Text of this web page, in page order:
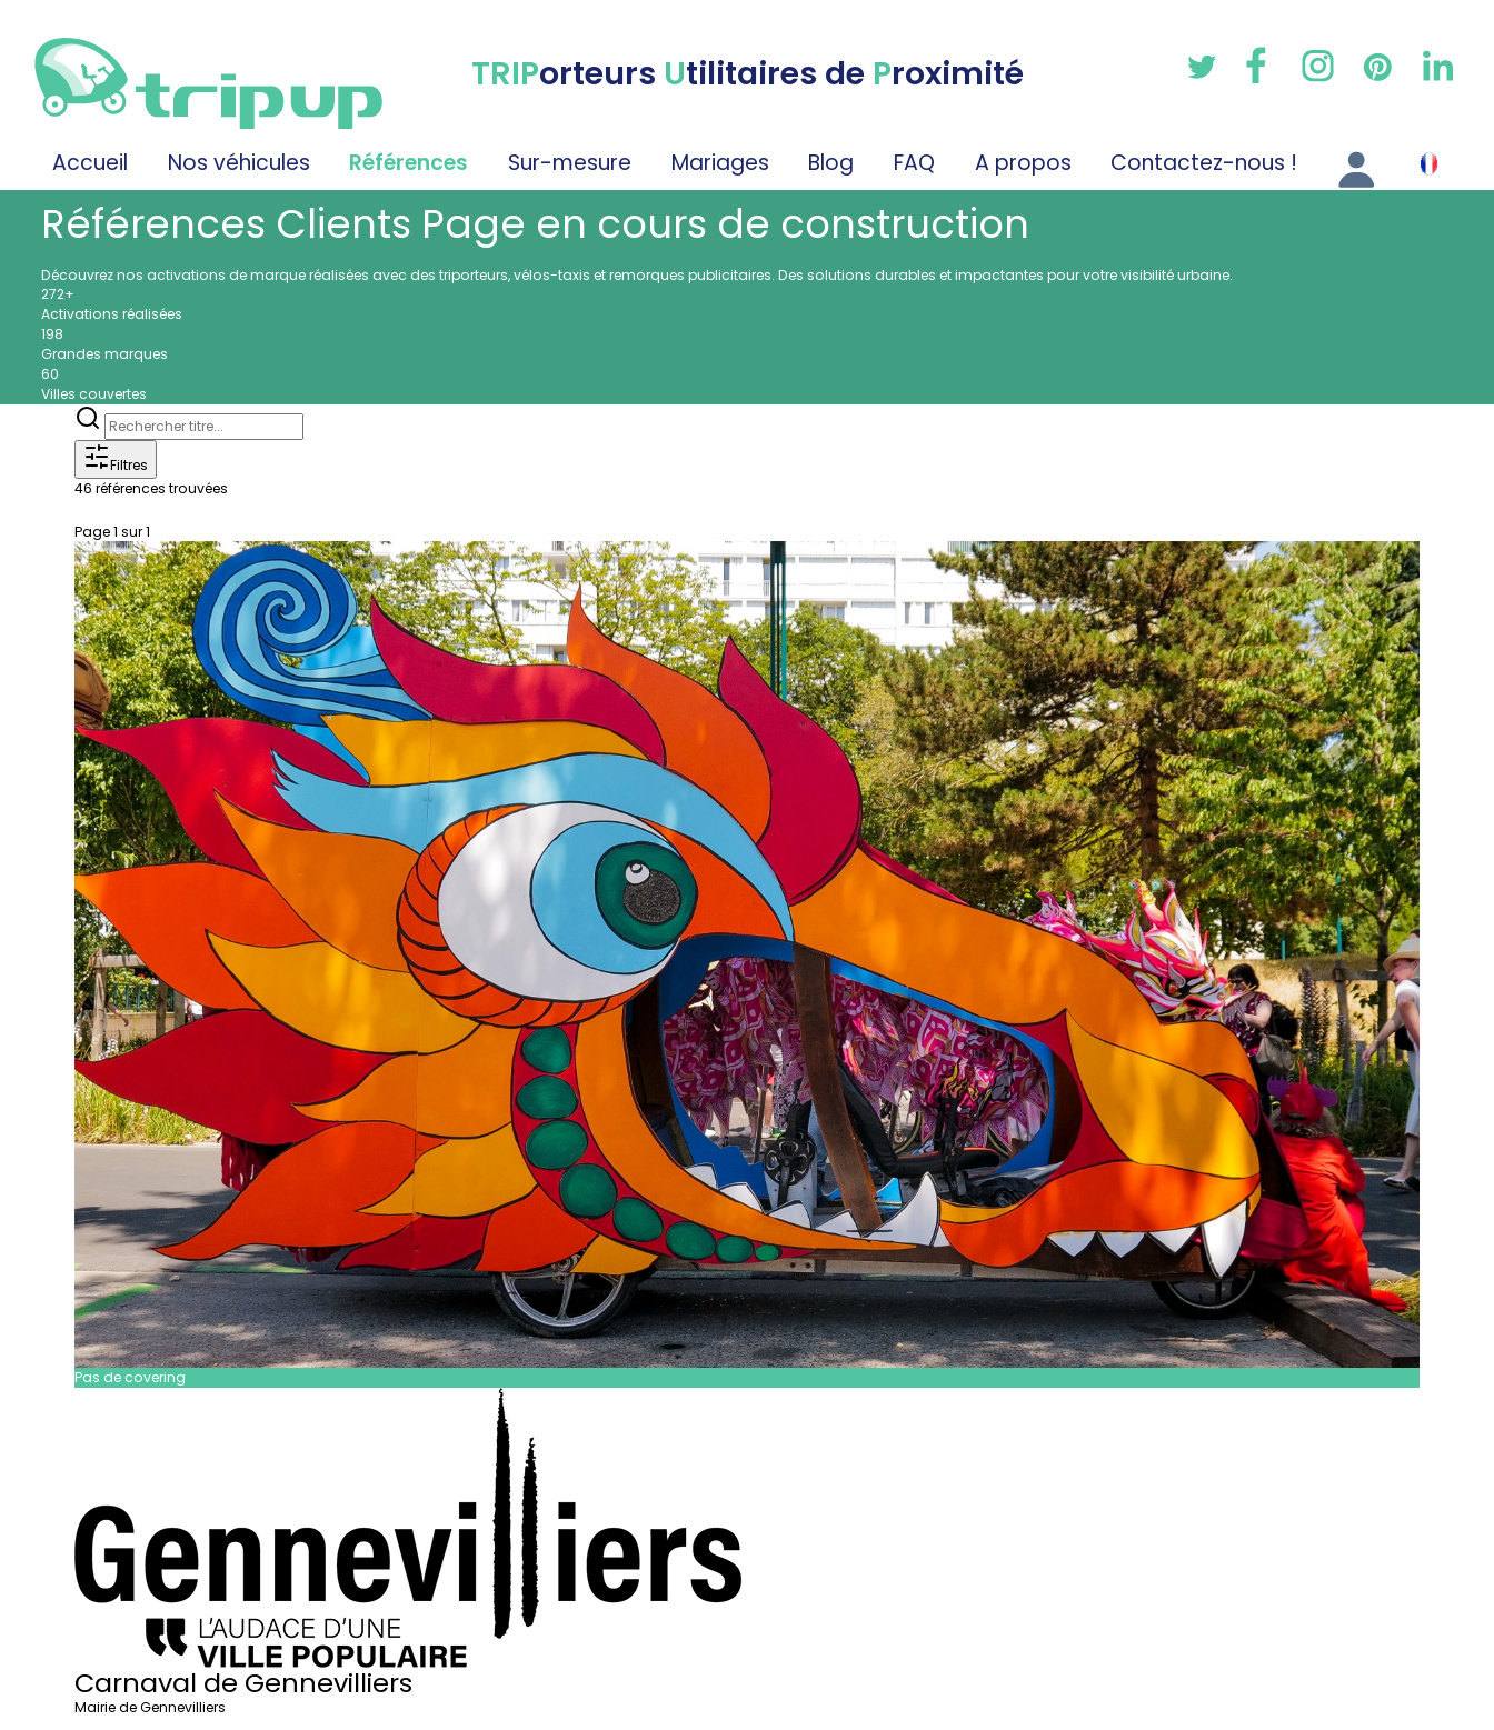
TRIPorteurs Utilitaires de Proximité
Accueil Nos véhicules Références Sur-mesure Mariages Blog FAQ A propos Contactez-nous !
Références Clients Page en cours de construction
Découvrez nos activations de marque réalisées avec des triporteurs, vélos-taxis et remorques publicitaires. Des solutions durables et impactantes pour votre visibilité urbaine.
272+
Activations réalisées
198
Grandes marques
60
Villes couvertes
Filtres
46 références trouvées
Page 1 sur 1
Pas de covering
Carnaval de Gennevilliers
Mairie de Gennevilliers